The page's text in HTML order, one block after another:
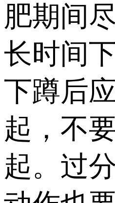
肥期间
长时间
下蹲后
起，不
起。过